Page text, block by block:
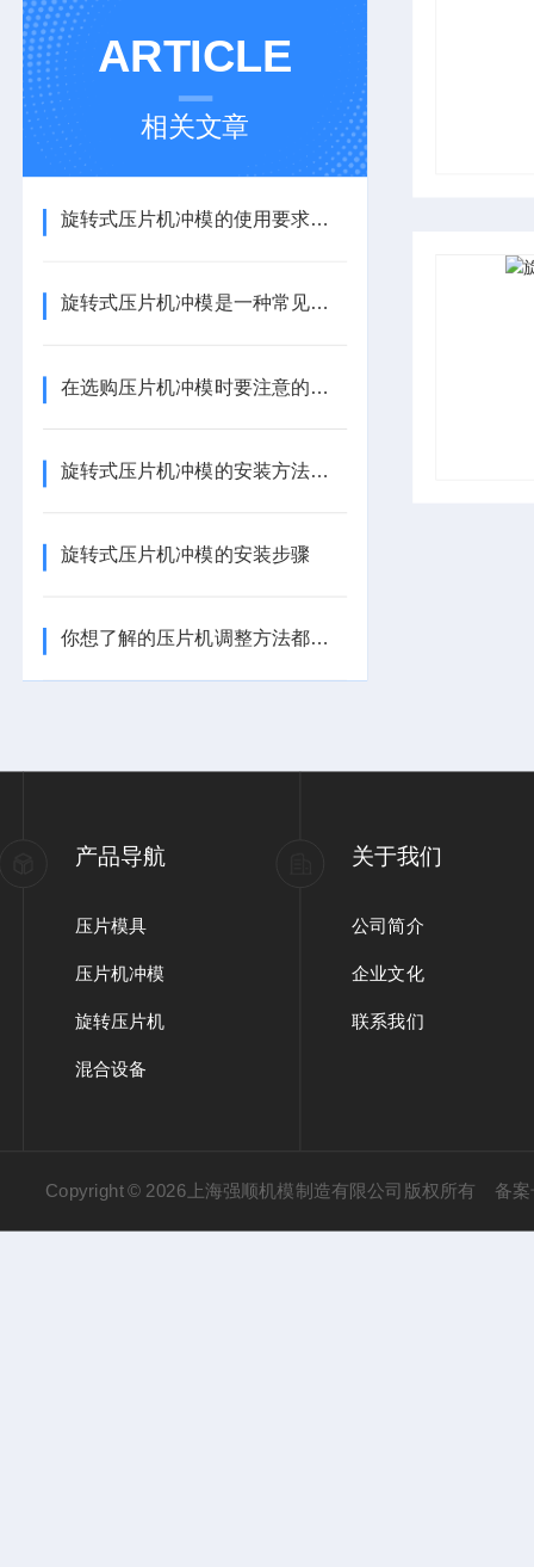
ARTICLE
相关文章
旋转式压片机冲模的使用要求非常严格
旋转式压片机冲模是一种常见的制药设备
在选购压片机冲模时要注意的问题
旋转式压片机冲模的安装方法你知道么
旋转式压片机冲模的安装步骤
你想了解的压片机调整方法都在这里
产品导航
压片模具
压片机冲模
旋转压片机
混合设备
关于我们
公司简介
企业文化
联系我们
Copyright © 2026上海强顺机模制造有限公司版权所有 备